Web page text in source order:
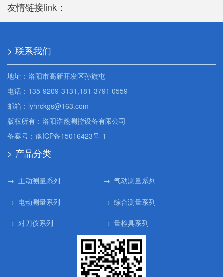
友情链接link：
> 联系我们
地址：洛阳市高新开发区孙旗屯
电话：135-9209-3131,181-3791-0559
邮箱：lyhrckgs@163.com
版权所有：洛阳浩然测控设备有限公司
备案号： 豫ICP备15016423号-1
> 产品分类
→ 主动测量系列 → 气动测量系列
→ 电动测量系列 → 综合测量系列
→ 对刀仪系列 → 量检具系列